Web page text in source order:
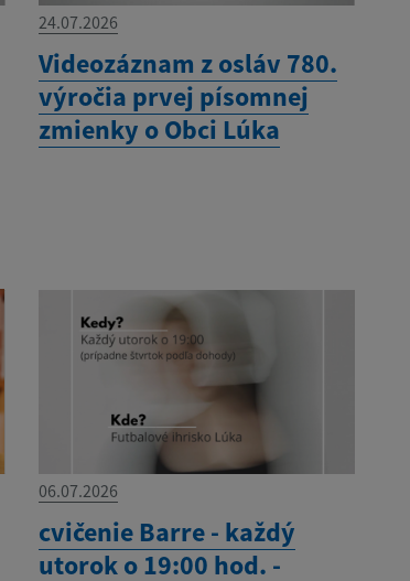
24.07.2026
Videozáznam z osláv 780.
výročia prvej písomnej
zmienky o Obci Lúka
06.07.2026
cvičenie Barre - každý
utorok o 19:00 hod. -